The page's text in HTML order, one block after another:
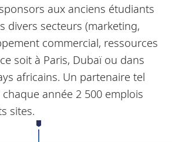
aux anciens étudiants
divers secteurs (marketing,
commercial, ressources
soit à Paris, Dubaï ou dans
africains. Un partenaire tel
année 2 500 emplois
sites.